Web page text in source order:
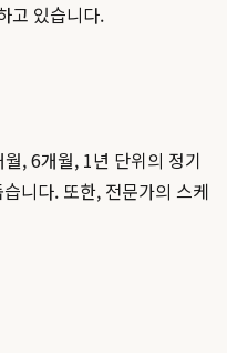
고 있습니다.
, 6개월, 1년 단위의 정기
니다. 또한, 전문가의 스케